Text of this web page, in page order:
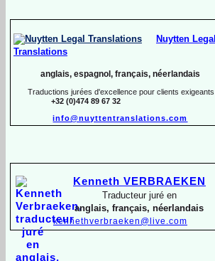
Nuytten Legal
Translations
anglais, espagnol, français, néerlandais
Traductions jurées d'excellence pour clients exigeants
+32 (0)474 89 67 32
info@nuyttentranslations.com
Kenneth VERBRAEKEN
Traducteur juré en
anglais, français, néerlandais
kennethverbraeken@live.com